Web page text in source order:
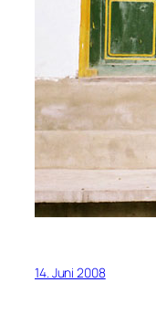
14. Juni 2008